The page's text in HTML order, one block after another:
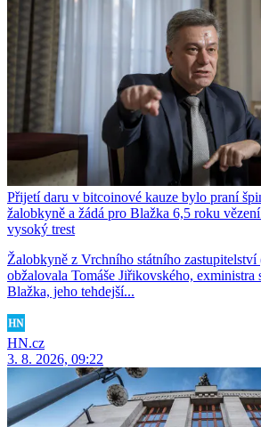
Přijetí daru v bitcoinové kauze bylo praní
žalobkyně a žádá pro Blažka 6,5 roku
vysoký trest
Žalobkyně z Vrchního státního
obžalovala Tomáše Jiřikovského, exministra
Blažka, jeho tehdejší...
HN.cz
3. 8. 2026, 09:22